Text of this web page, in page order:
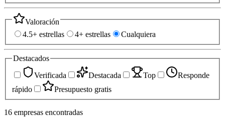
Valoración
4.5+ estrellas
4+ estrellas Cualquiera
Destacados
Verificada
Destacada Top
Responde
rápido
Presupuesto gratis
16 empresas encontradas